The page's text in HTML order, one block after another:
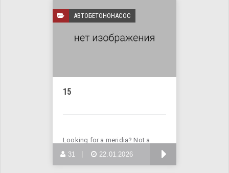
АВТОБЕТОНОНАСОС
15
Looking for a meridia? Not a
problem! Visit the website
31 22.01.2026